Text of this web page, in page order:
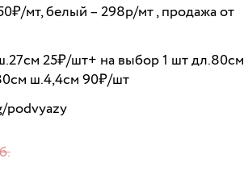
мт, белый – 298р/мт , продажа от
25₽/шт+ на выбор 1 шт дл.80см
ш.4,4см 90₽/шт
podvyazy